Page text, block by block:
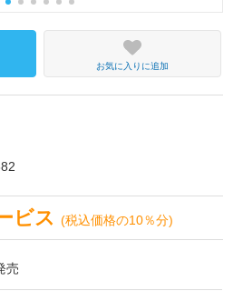
お気に入りに追加
ビス(税込価格の10％分)
売